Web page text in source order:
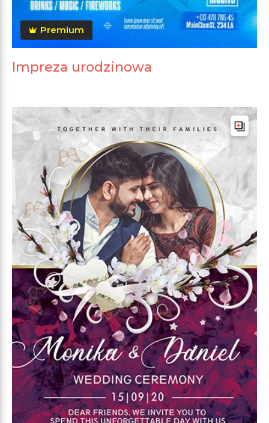
Premium
Impreza urodzinowa